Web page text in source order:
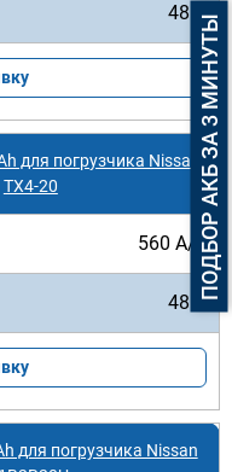
48 В
для погрузчика Nissan
TX4-20
560 А/ч
48 В
для погрузчика Nissan
ПОДБОР АКБ ЗА 3 МИНУТЫ